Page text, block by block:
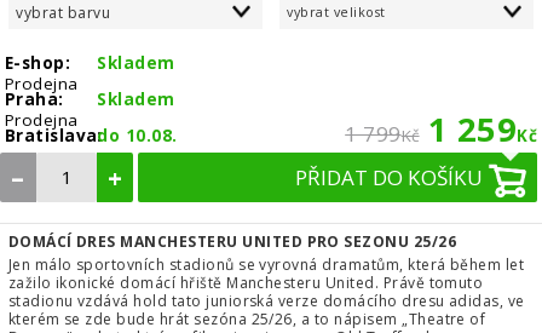
vybrat barvu vybrat velikost
E-shop:
Skladem
Prodejna
Praha:
Skladem
Prodejna
Bratislava:do 10.08. 1 799Kč 1 259Kč
– + PŘIDAT DO KOŠÍKU
DOMÁCÍ DRES MANCHESTERU UNITED PRO SEZONU 25/26
Jen málo sportovních stadionů se vyrovná dramatům, která během let
zažilo ikonické domácí hřiště Manchesteru United. Právě tomuto
stadionu vzdává hold tato juniorská verze domácího dresu adidas, ve
kterém se zde bude hrát sezóna 25/26, a to nápisem „Theatre of